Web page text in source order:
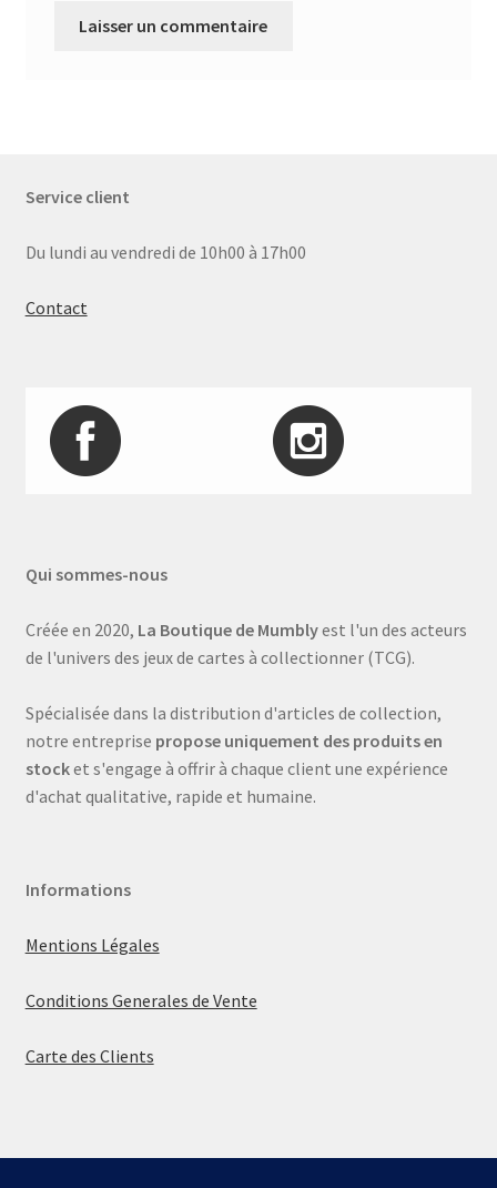
Service client
Du lundi au vendredi de 10h00 à 17h00
Contact
Qui sommes-nous
Créée en 2020, La Boutique de Mumblyest l'un des acteurs
de l'univers des jeux de cartes à collectionner (TCG).
Spécialisée dans la distribution d'articles de collection,
notre entreprise propose uniquement des produits en
stocket s'engage à offrir à chaque client une expérience
d'achat qualitative, rapide et humaine.
Informations
Mentions Légales
Conditions Generales de Vente
Carte des Clients